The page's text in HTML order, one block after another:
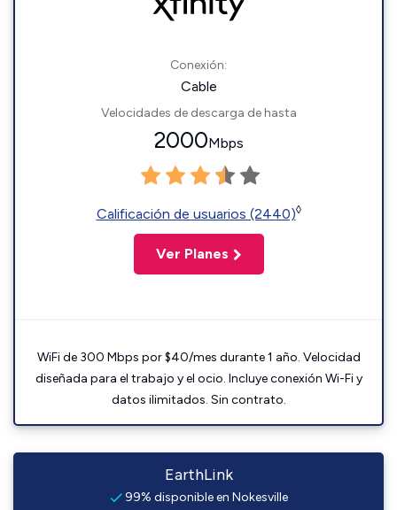
Conexión:
Cable
Velocidades de descarga de hasta
2000Mbps
Calificación de usuarios (2440)◊
Ver Planes
WiFi de 300 Mbps por $40/mes durante 1 año. Velocidad
diseñada para el trabajo y el ocio. Incluye conexión Wi-Fi y
datos ilimitados. Sin contrato.
EarthLink
99% disponible en Nokesville